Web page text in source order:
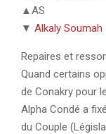
▲AS
▼ Alkaly Soumah
Repaires et
Quand certains
de Conakry pour
Alpha Condé a
du Couple